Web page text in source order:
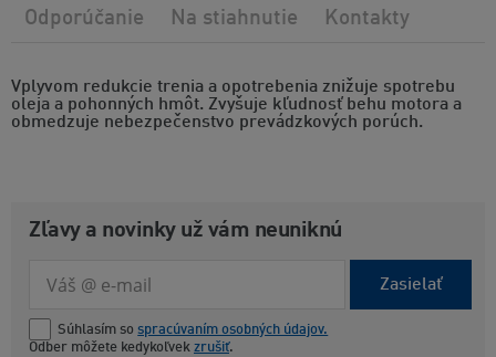
Vplyvom redukcie trenia a opotrebenia znižuje spotrebu
oleja a pohonných hmôt. Zvyšuje kľudnosť behu motora a
obmedzuje nebezpečenstvo prevádzkových porúch.
Odporúčanie Na stiahnutie Kontakty
Zľavy a novinky už vám neuniknú
Zasielať
Súhlasím so spracúvaním osobných údajov.
Odber môžete kedykoľvek zrušiť.